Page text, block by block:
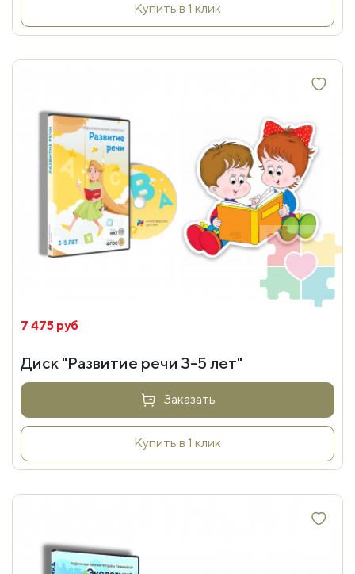
Купить в 1 клик
7 475 руб
Диск "Развитие речи 3-5 лет"
Заказать
Купить в 1 клик